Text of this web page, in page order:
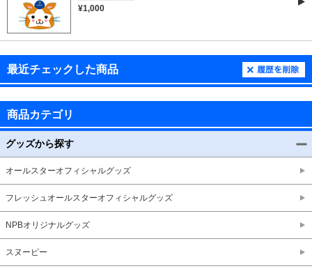
¥1,000
最近チェックした商品
商品カテゴリ
グッズから探す
オールスターオフィシャルグッズ
フレッシュオールスターオフィシャルグッズ
NPBオリジナルグッズ
スヌーピー